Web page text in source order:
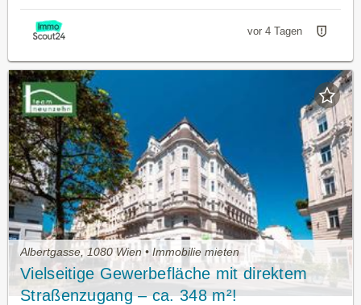
vor 4 Tagen
Albertgasse, 1080 Wien • Immobilie mieten
Vielseitige Gewerbefläche mit direktem
Straßenzugang – ca. 348 m²!